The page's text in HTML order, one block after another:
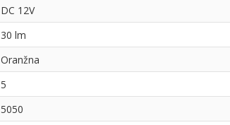
DC 12V
30 lm
Oranžna
5
5050